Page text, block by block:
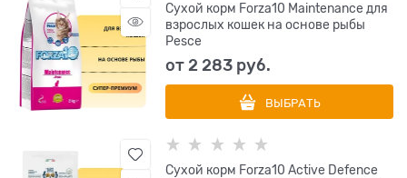
Сухой корм Forza10 Maintenance для
взрослых кошек на основе рыбы
Pesce
от2 283 руб.
ВЫБРАТЬ
Сухой корм Forza10 Active Defence